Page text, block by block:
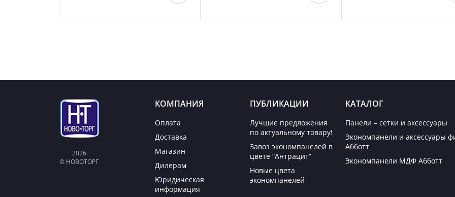
2026
© НОВОТОРГ
КОМПАНИЯ
Оплата
Доставка
Магазин
Дилерам
Юридическая
информация
ПУБЛИКАЦИИ
Лучшие предложения
по актуальному товару!
Завоз экономпанелей в
цвете “Антрацит”
Новые цвета
экономпанелей
КАТАЛОГ
Панели – сетки и аксессуары
Экономпанели и аксессуары
Абботт
Экономпанели МДФ Абботт